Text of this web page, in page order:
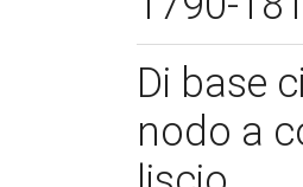
Di base
nodo a